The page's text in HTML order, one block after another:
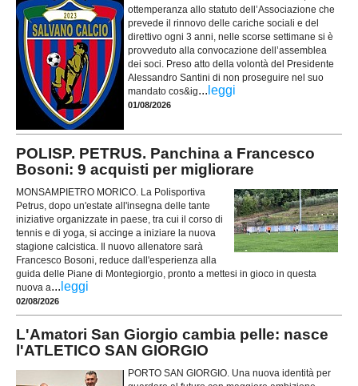
ottemperanza allo statuto dell’Associazione che
prevede il rinnovo delle cariche sociali e del
direttivo ogni 3 anni, nelle scorse settimane si è
provveduto alla convocazione dell’assemblea
dei soci. Preso atto della volontà del Presidente
Alessandro Santini di non proseguire nel suo
mandato cos&ig... leggi
01/08/2026
POLISP. PETRUS. Panchina a Francesco
Bosoni: 9 acquisti per migliorare
MONSAMPIETRO MORICO. La Polisportiva
Petrus, dopo un'estate all'insegna delle tante
iniziative organizzate in paese, tra cui il corso di
tennis e di yoga, si accinge a iniziare la nuova
stagione calcistica. Il nuovo allenatore sarà
Francesco Bosoni, reduce dall'esperienza alla
guida delle Piane di Montegiorgio, pronto a mettesi in gioco in questa
nuova a... leggi
02/08/2026
L'Amatori San Giorgio cambia pelle: nasce
l'ATLETICO SAN GIORGIO
PORTO SAN GIORGIO. Una nuova identità per